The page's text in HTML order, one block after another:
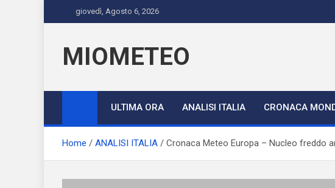
to
giovedì, Agosto 6, 2026
MIOMETEO
ULTIMA ORA ANALISI ITALIA CRONACA
Home ANALISI ITALIA Cronaca Meteo Europa – Nucleo freddo